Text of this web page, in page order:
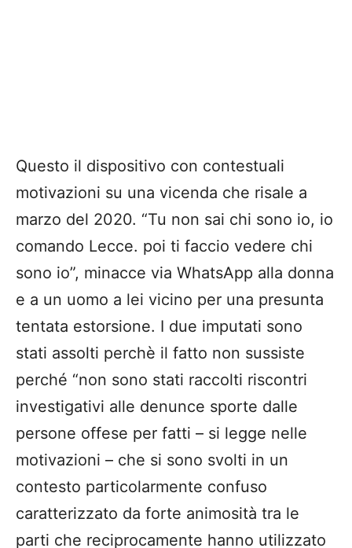
Questo il dispositivo con contestuali
motivazioni su una vicenda che risale a
marzo del 2020. “Tu non sai chi sono io, io
comando Lecce. poi ti faccio vedere chi
sono io”, minacce via WhatsApp alla donna
e a un uomo a lei vicino per una presunta
tentata estorsione. I due imputati sono
stati assolti perchè il fatto non sussiste
perché “non sono stati raccolti riscontri
investigativi alle denunce sporte dalle
persone offese per fatti – si legge nelle
motivazioni – che si sono svolti in un
contesto particolarmente confuso
caratterizzato da forte animosità tra le
parti che reciprocamente hanno utilizzato